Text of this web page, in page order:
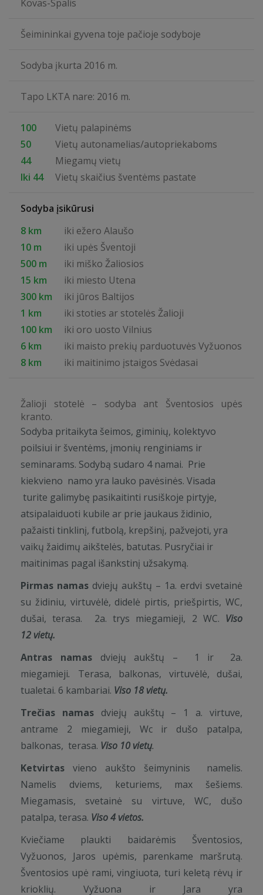
Kovas-Spalis
Šeimininkai gyvena toje pačioje sodyboje
Sodyba įkurta 2016 m.
Tapo LKTA nare: 2016 m.
100
Vietų palapinėms
50
Vietų autonamelias/autopriekaboms
44
Miegamų vietų
Iki 44
Vietų skaičius šventėms pastate
Sodyba įsikūrusi
8 km
iki ežero Alaušo
10 m
iki upės Šventoji
500 m
iki miško Žaliosios
15 km
iki miesto Utena
300 km
iki jūros Baltijos
1 km
iki stoties ar stotelės Žalioji
100 km
iki oro uosto Vilnius
6 km
iki maisto prekių parduotuvės Vyžuonos
8 km
iki maitinimo įstaigos Svėdasai
Žalioji stotelė – sodyba ant Šventosios upės
kranto.
Sodyba pritaikyta šeimos, giminių, kolektyvo
poilsiui ir šventėms, įmonių renginiams ir
seminarams. Sodybą sudaro 4 namai. Prie
kiekvieno namo yra lauko pavėsinės. Visada
turite galimybę pasikaitinti rusiškoje pirtyje,
atsipalaiduoti kubile ar prie jaukaus židinio,
pažaisti tinklinį, futbolą, krepšinį, pažvejoti, yra
vaikų žaidimų aikštelės, batutas. Pusryčiai ir
maitinimas pagal išankstinį užsakymą.
Pirmas namas dviejų aukštų – 1a. erdvi svetainė
su židiniu, virtuvėlė, didelė pirtis, priešpirtis, WC,
dušai, terasa. 2a. trys miegamieji, 2 WC. Viso
12 vietų.
Antras namasdviejų aukštų – 1 ir 2a.
miegamieji. Terasa, balkonas, virtuvėlė, dušai,
tualetai. 6 kambariai. Viso 18 vietų.
Trečias namasdviejų aukštų – 1 a. virtuve,
antrame 2 miegamieji, Wc ir dušo patalpa,
balkonas, terasa. Viso 10 vietų.
Ketvirtas vieno aukšto šeimyninis namelis.
Namelis dviems, keturiems, max šešiems.
Miegamasis, svetainė su virtuve, WC, dušo
patalpa, terasa. Viso 4 vietos.
Kviečiame plaukti baidarėmis Šventosios,
Vyžuonos, Jaros upėmis, parenkame maršrutą.
Šventosios upė rami, vingiuota, turi keletą rėvų ir
krioklių. Vyžuona ir Jara yra